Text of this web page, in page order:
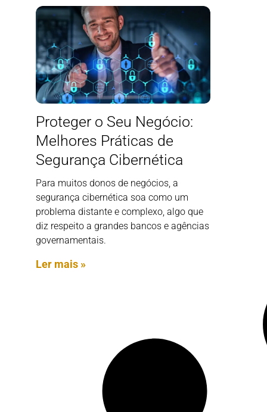
Proteger o Seu Negócio:
Melhores Práticas de
Segurança Cibernética
Para muitos donos de negócios, a
segurança cibernética soa como um
problema distante e complexo, algo que
diz respeito a grandes bancos e agências
governamentais.
Ler mais »